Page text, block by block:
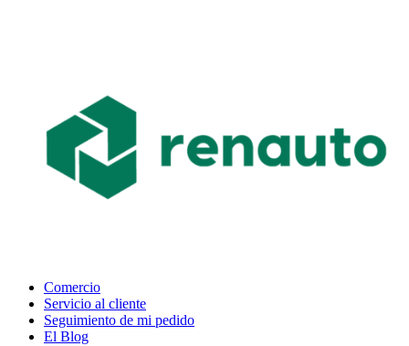
Comercio
Servicio al cliente
Seguimiento de mi pedido
El Blog